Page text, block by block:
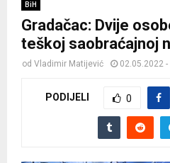
BiH
Gradačac: Dvije
teškoj saobraćajnoj
od Vladimir Matijević 02.05.2022 -
PODIJELI 0